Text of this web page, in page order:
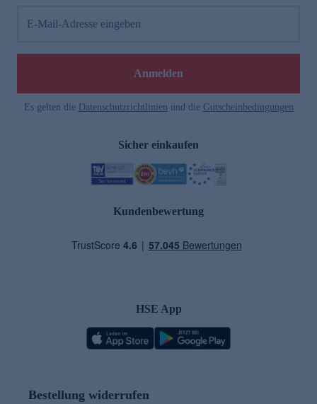
E-Mail-Adresse eingeben
Anmelden
Es gelten die Datenschutzrichtlinien und die Gutscheinbedingungen
Sicher einkaufen
Kundenbewertung
HSE App
Bestellung widerrufen